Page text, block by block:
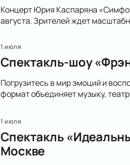
Концерт Юрия Каспаряна
августа. Зрителей ждет
1 июля
Спектакль-шоу
Погрузитесь в мир эмоций и
формат объединяет музыку,
1 июля
Спектакль
Москве